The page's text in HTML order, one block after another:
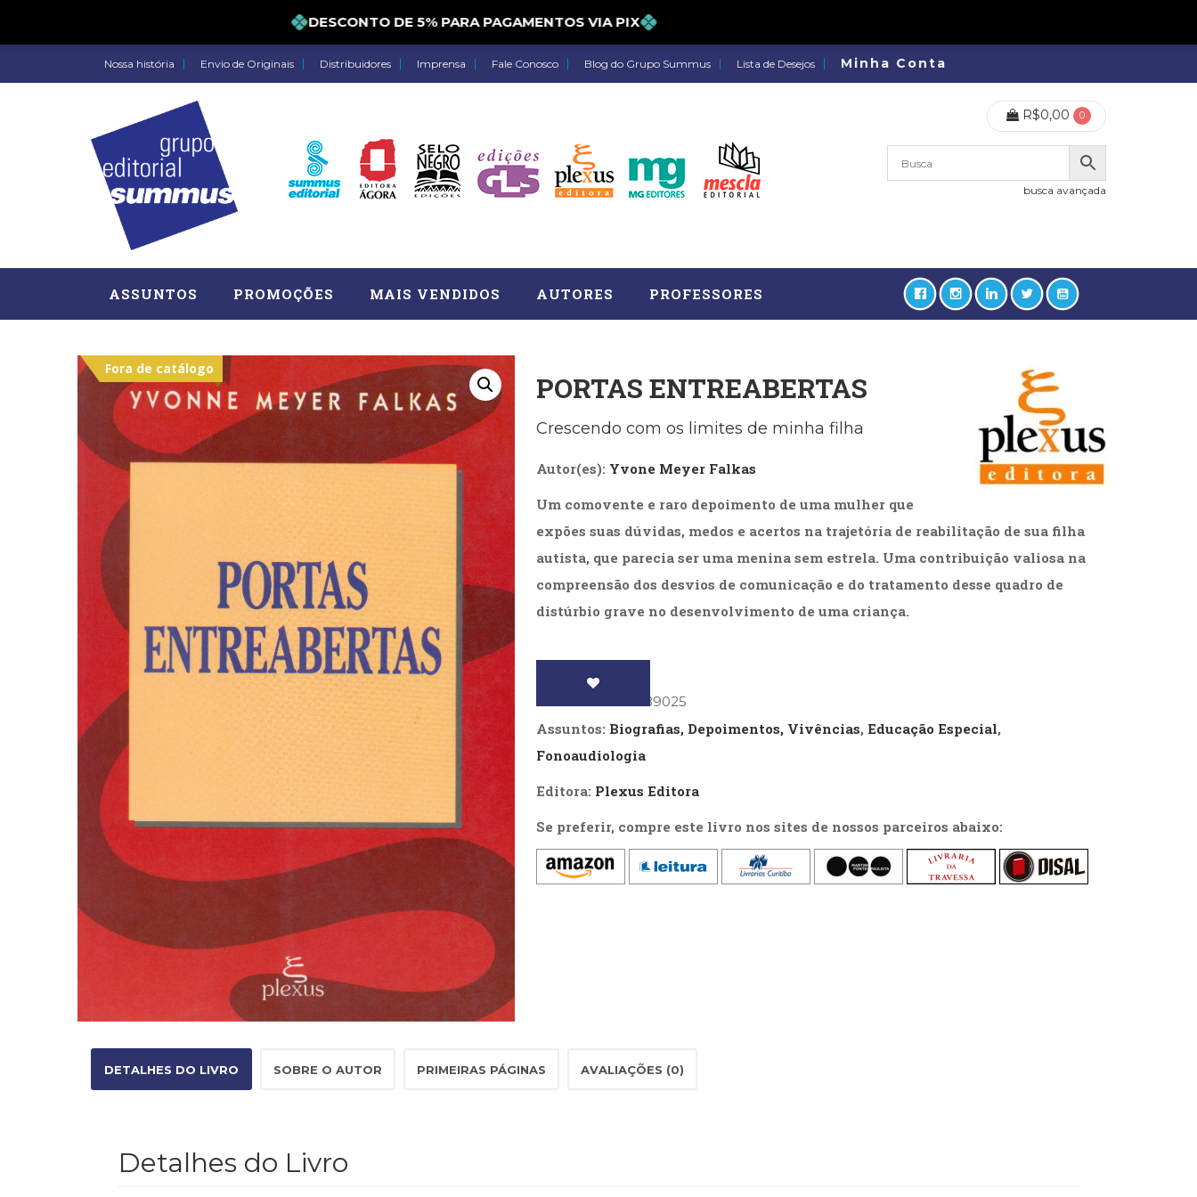
DESCONTO DE 5% PARA PAGAMENTOS VIA PIX
Nossa história Envio de Originais Distribuidores Imprensa Fale Conosco Blog do Grupo Summus Lista de Desejos Minha Conta
R$0,00 0
busca avançada
ASSUNTOS
Administração, RH (77) Astrologia (27)
Atualidades, Política, Direitos Humanos (133)
Autoajuda (95)
Biografias, Depoimentos, Vivências (104)
Comportamento (418)
Comunicação (232)
Corpo e Movimento (226)
Crescimento Interior (222)
Culinária, Alimentação (14)
Economia, Negócios (31)
Jornalismo (57)
LGBTQIA+ (66)
Literatura, Ficção, Ensaios (69)
Obras de referência (48)
PNL (Programação Neurolingüística) (41)
Psicodrama (200)
Publicidade, Propaganda e Marketing (33)
Puericultura (23)
Rádio (8)
Relações Públicas e Comunicação Empresarial
Religião, Espiritualidade, Filosofia (63) Saúde (132)
Sem categoria (0) Televisão (22)
Terapia Ocupacional (21)
Treinamento e RH (65)
Vida Prática (32)
PROMOÇÕES MAIS VENDIDOS AUTORES PROFESSORES
Fora de catálogo
PORTAS ENTREABERTAS
Crescendo com os limites de minha filha
Autor(es): Yvone Meyer Falkas
Um comovente e raro depoimento de uma mulher que
expões suas dúvidas, medos e acertos na trajetória de reabilitação de sua filha
autista, que parecia ser uma menina sem estrela. Uma contribuição valiosa na
compreensão dos desvios de comunicação e do tratamento desse quadro de
distúrbio grave no desenvolvimento de uma criança.
: 9788585689025
Assuntos: Biografias, Depoimentos, Vivências, Educação Especial,
Fonoaudiologia
Editora: Plexus Editora
Se preferir, compre este livro nos sites de nossos parceiros abaixo:
DETALHES DO LIVRO SOBRE O AUTOR PRIMEIRAS PÁGINAS AVALIAÇÕES (0)
Detalhes do Livro